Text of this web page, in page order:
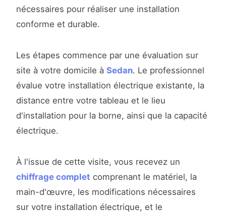
nécessaires pour réaliser une installation
conforme et durable.
Les étapes commence par une évaluation sur
site à votre domicile à Sedan. Le professionnel
évalue votre installation électrique existante, la
distance entre votre tableau et le lieu
d'installation pour la borne, ainsi que la capacité
électrique.
À l'issue de cette visite, vous recevez un
chiffrage complet comprenant le matériel, la
main-d'œuvre, les modifications nécessaires
sur votre installation électrique, et le